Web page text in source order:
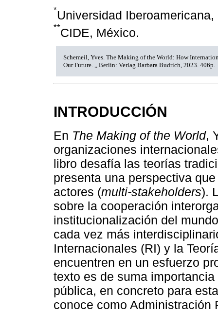
*Universidad
**CIDE, México.
Schemeil, Yves. The Making of the World: How
Our Future. ,, Berlín: Verlag Barbara Budrich, 2023. 406p.
INTRODUCCIÓN
En The Making of the World,
organizaciones
libro desafía las teorías
presenta una perspectiva
actores (multi-stakeholders).
sobre la cooperación
institucionalización del
cada vez más
Internacionales (RI) y la
encuentren en un esfuerzo
texto es de suma
pública, en concreto para
conoce como Administración